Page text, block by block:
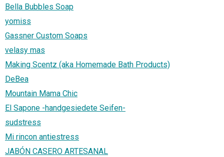
Bella Bubbles Soap
yomiss
Gassner Custom Soaps
velasy mas
Making Scentz (aka Homemade Bath Products)
DeBea
Mountain Mama Chic
El Sapone -handgesiedete Seifen-
sudstress
Mi rincon antiestress
JABÓN CASERO ARTESANAL